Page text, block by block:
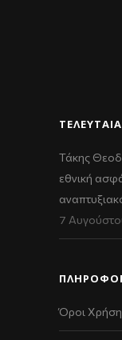
Τάκης
εθνική
7
Όροι